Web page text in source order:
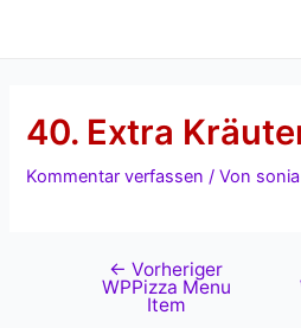
40. Extra
Kommentar verfassen / Von
← Vorheriger
WPPizza Menu
Item